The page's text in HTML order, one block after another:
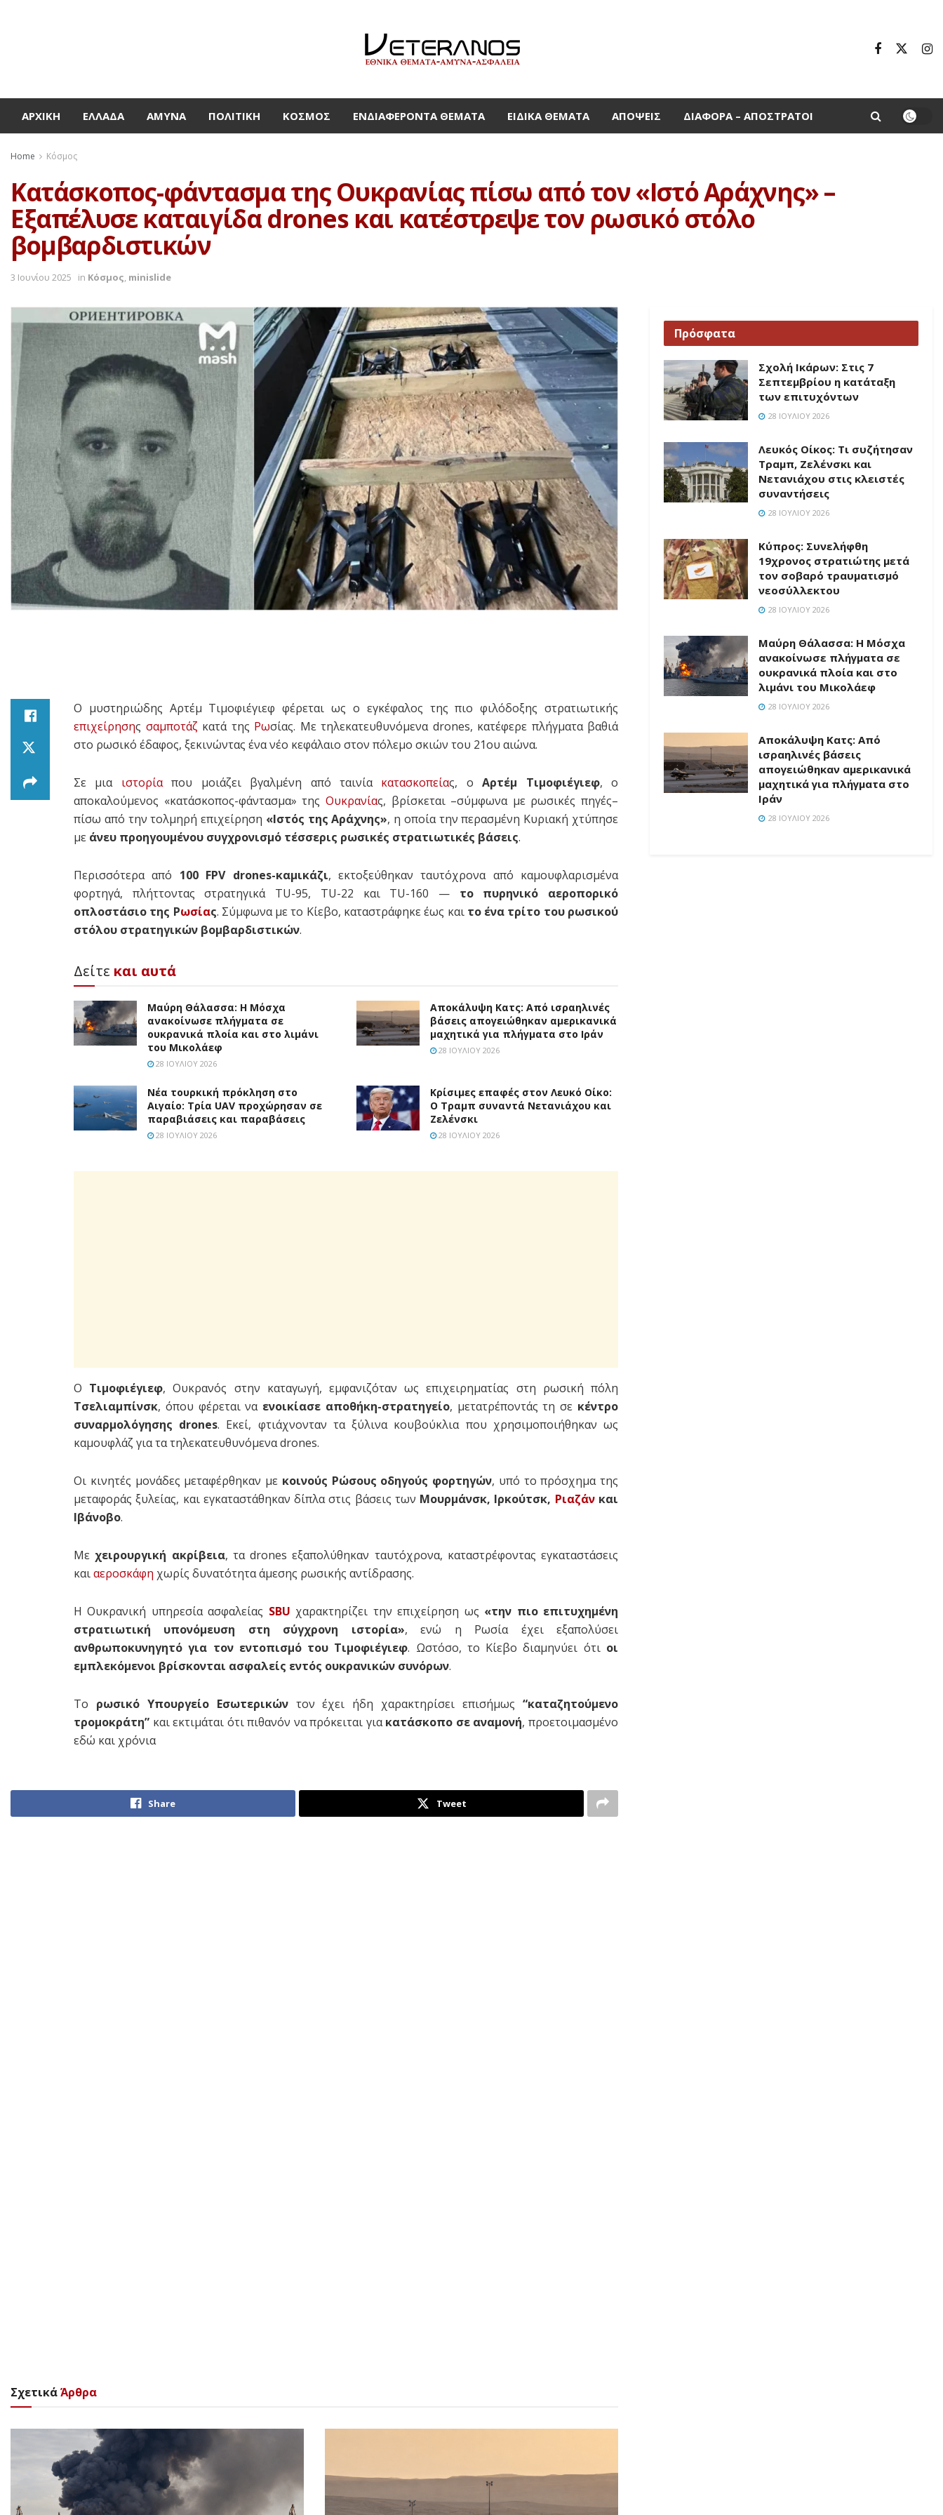
ΑΡΧΙΚΉ ΕΛΛΆΔΑ ΆΜΥΝΑ ΠΟΛΙΤΙΚΉ ΚΌΣΜΟΣ ΕΝΔΙΑΦΈΡΟΝΤΑ ΘΈΜΑΤΑ ΕΙΔΙΚΆ ΘΈΜΑΤΑ ΑΠΌΨΕΙΣ ΔΙΆΦΟΡΑ – ΑΠΌΣΤΡΑΤΟΙ
Home Κόσμος
Κατάσκοπος-φάντασμα της Ουκρανίας πίσω από τον «Ιστό Αράχνης» –
Εξαπέλυσε καταιγίδα drones και κατέστρεψε τον ρωσικό στόλο
βομβαρδιστικών
3 Ιουνίου 2025 in Κόσμος, minislide
Ο μυστηριώδης Αρτέμ Τιμοφιέγιεφ φέρεται ως ο εγκέφαλος της πιο φιλόδοξης στρατιωτικής
επιχείρησης σαμποτάζ κατά της Ρωσίας. Με τηλεκατευθυνόμενα drones, κατέφερε πλήγματα βαθιά
στο ρωσικό έδαφος, ξεκινώντας ένα νέο κεφάλαιο στον πόλεμο σκιών του 21ου αιώνα.
Σε μια ιστορίαπου μοιάζει βγαλμένη από ταινία κατασκοπείας, οΑρτέμ Τιμοφιέγιεφ, ο
αποκαλούμενος «κατάσκοπος-φάντασμα» της Ουκρανίας, βρίσκεται –σύμφωνα με ρωσικές πηγές–
πίσω από την τολμηρή επιχείρηση «Ιστός της Αράχνης», η οποία την περασμένη Κυριακή χτύπησε
με άνευ προηγουμένου συγχρονισμό τέσσερις ρωσικές στρατιωτικές βάσεις.
Περισσότερα από 100 FPV drones-καμικάζι, εκτοξεύθηκαν ταυτόχρονα από καμουφλαρισμένα
φορτηγά, πλήττοντας στρατηγικά TU-95, TU-22 και TU-160 — το πυρηνικό αεροπορικό
οπλοστάσιο της Ρωσίας. Σύμφωνα με το Κίεβο, καταστράφηκε έως και το ένα τρίτο του ρωσικού
στόλου στρατηγικών βομβαρδιστικών.
Δείτε και αυτά
Μαύρη Θάλασσα: Η Μόσχα
ανακοίνωσε πλήγματα σε
ουκρανικά πλοία και στο λιμάνι
του Μικολάεφ
28 ΙΟΥΛΊΟΥ 2026
Αποκάλυψη Κατς: Από ισραηλινές
βάσεις απογειώθηκαν αμερικανικά
μαχητικά για πλήγματα στο Ιράν
28 ΙΟΥΛΊΟΥ 2026
Νέα τουρκική πρόκληση στο
Αιγαίο: Τρία UAV προχώρησαν σε
παραβιάσεις και παραβάσεις
28 ΙΟΥΛΊΟΥ 2026
Κρίσιμες επαφές στον Λευκό Οίκο:
Ο Τραμπ συναντά Νετανιάχου και
Ζελένσκι
28 ΙΟΥΛΊΟΥ 2026
Ο Τιμοφιέγιεφ, Ουκρανός στην καταγωγή, εμφανιζόταν ως επιχειρηματίας στη ρωσική πόλη
Τσελιαμπίνσκ, όπου φέρεται να ενοικίασε αποθήκη-στρατηγείο, μετατρέποντάς τη σε κέντρο
συναρμολόγησης drones. Εκεί, φτιάχνονταν τα ξύλινα κουβούκλια που χρησιμοποιήθηκαν ως
καμουφλάζ για τα τηλεκατευθυνόμενα drones.
Οι κινητές μονάδες μεταφέρθηκαν με κοινούς Ρώσους οδηγούς φορτηγών, υπό το πρόσχημα της
μεταφοράς ξυλείας, και εγκαταστάθηκαν δίπλα στις βάσεις των Μουρμάνσκ, Ιρκούτσκ, Ριαζάνκαι
Ιβάνοβο.
Με χειρουργική ακρίβεια, τα drones εξαπολύθηκαν ταυτόχρονα, καταστρέφοντας εγκαταστάσεις
καιαεροσκάφη χωρίς δυνατότητα άμεσης ρωσικής αντίδρασης.
Η Ουκρανική υπηρεσία ασφαλείας SBU χαρακτηρίζει την επιχείρηση ως «την πιο επιτυχημένη
στρατιωτική υπονόμευση στη σύγχρονη ιστορία», ενώ η Ρωσία έχει εξαπολύσει
ανθρωποκυνηγητό για τον εντοπισμό του Τιμοφιέγιεφ. Ωστόσο, το Κίεβο διαμηνύει ότι οι
εμπλεκόμενοι βρίσκονται ασφαλείς εντός ουκρανικών συνόρων.
Το ρωσικό Υπουργείο Εσωτερικώντον έχει ήδη χαρακτηρίσει επισήμως“καταζητούμενο
τρομοκράτη” και εκτιμάται ότι πιθανόν να πρόκειται γιακατάσκοπο σε αναμονή, προετοιμασμένο
εδώ και χρόνια
Share Tweet
ΣχετικάΆρθρα
Πρόσφατα
Σχολή Ικάρων: Στις 7
Σεπτεμβρίου η κατάταξη
των επιτυχόντων
28 ΙΟΥΛΊΟΥ 2026
Λευκός Οίκος: Τι συζήτησαν
Τραμπ, Ζελένσκι και
Νετανιάχου στις κλειστές
συναντήσεις
28 ΙΟΥΛΊΟΥ 2026
Κύπρος: Συνελήφθη
19χρονος στρατιώτης μετά
τον σοβαρό τραυματισμό
νεοσύλλεκτου
28 ΙΟΥΛΊΟΥ 2026
Μαύρη Θάλασσα: Η Μόσχα
ανακοίνωσε πλήγματα σε
ουκρανικά πλοία και στο
λιμάνι του Μικολάεφ
28 ΙΟΥΛΊΟΥ 2026
Αποκάλυψη Κατς: Από
ισραηλινές βάσεις
απογειώθηκαν αμερικανικά
μαχητικά για πλήγματα στο
Ιράν
28 ΙΟΥΛΊΟΥ 2026